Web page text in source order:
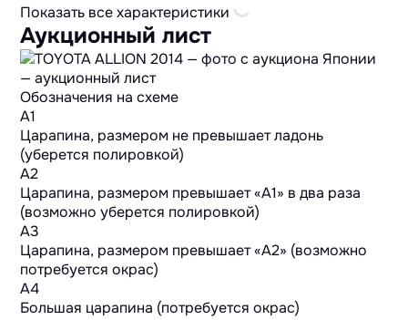
Показать все характеристики
Аукционный лист
Обозначения на схеме
A1
Царапина, размером не превышает ладонь
(уберется полировкой)
A2
Царапина, размером превышает «А1» в два раза
(возможно уберется полировкой)
A3
Царапина, размером превышает «А2» (возможно
потребуется окрас)
A4
Большая царапина (потребуется окрас)